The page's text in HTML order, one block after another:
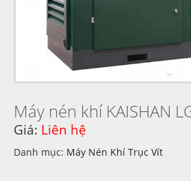
Máy nén khí KAISHAN
Giá: Liên hệ
Danh mục: Máy Nén Khí Trục Vít